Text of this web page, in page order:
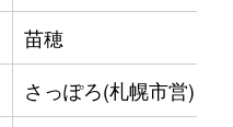
苗穂
さっぽろ(札幌市営)